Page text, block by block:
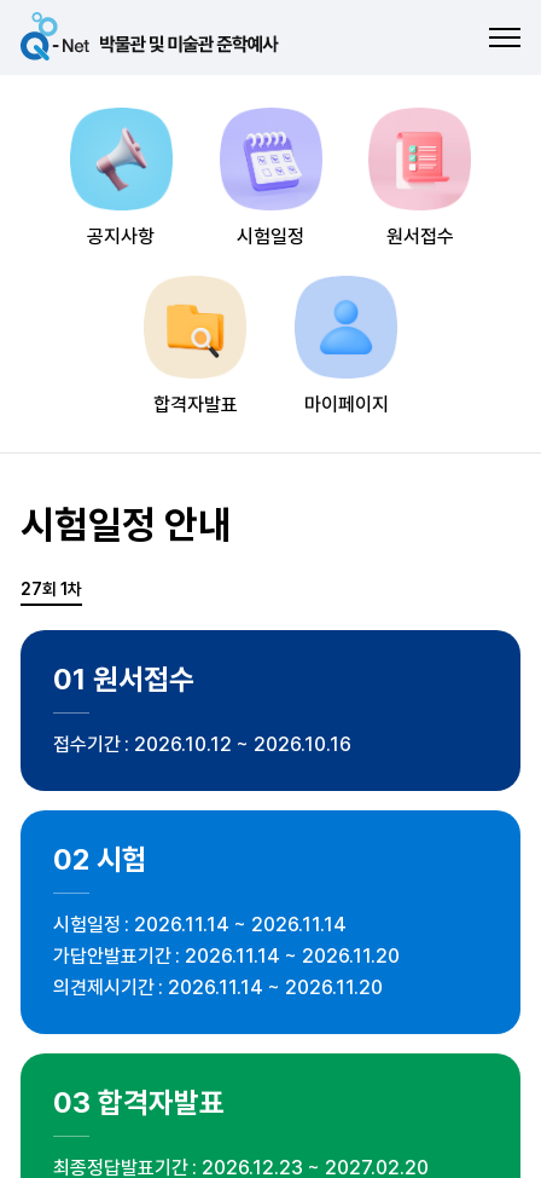
공지사항 시험일정 원서접수
합격자발표 마이페이지
시험일정 안내
27회 1차
01 원서접수
접수기간 2026.10.12 ~ 2026.10.16
02 시험
시험일정
2026.11.14 ~ 2026.11.14
가답안발표기간
2026.11.14 ~ 2026.11.20
의견제시기간
2026.11.14 ~ 2026.11.20
03 합격자발표
최종정답발표기간
2026.12.23 ~ 2027.02.20